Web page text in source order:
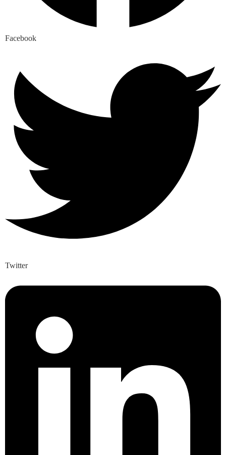
Facebook
Twitter